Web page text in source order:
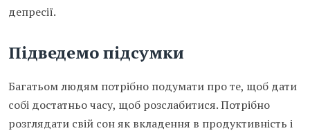
депресії.
Підведемо підсумки
Багатьом людям потрібно подумати про те, щоб дати
собі достатньо часу, щоб розслабитися. Потрібно
розглядати свій сон як вкладення в продуктивність і